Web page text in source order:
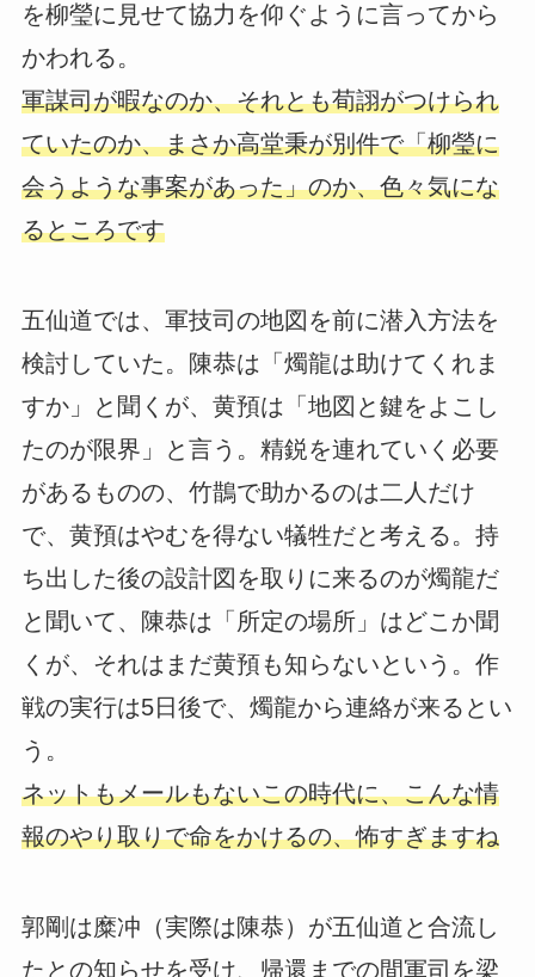
を柳瑩に見せて協力を仰ぐように言ってから
かわれる。
軍謀司が暇なのか、それとも荀詡がつけられ
ていたのか、まさか高堂秉が別件で「柳瑩に
会うような事案があった」のか、色々気にな
るところです
五仙道では、軍技司の地図を前に潜入方法を
検討していた。陳恭は「燭龍は助けてくれま
すか」と聞くが、黄預は「地図と鍵をよこし
たのが限界」と言う。精鋭を連れていく必要
があるものの、竹鵲で助かるのは二人だけ
で、黄預はやむを得ない犠牲だと考える。持
ち出した後の設計図を取りに来るのが燭龍だ
と聞いて、陳恭は「所定の場所」はどこか聞
くが、それはまだ黄預も知らないという。作
戦の実行は5日後で、燭龍から連絡が来るとい
う。
ネットもメールもないこの時代に、こんな情
報のやり取りで命をかけるの、怖すぎますね
郭剛は糜冲（実際は陳恭）が五仙道と合流し
たとの知らせを受け、帰還までの間軍司を梁